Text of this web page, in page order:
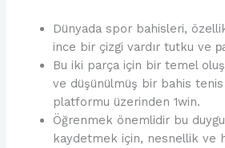
Dünyada spor bahisleri,
ince bir çizgi vardır tutku ve
Bu iki parça için bir temel
ve düşünülmüş bir bahis tenis
platformu üzerinden 1win.
Öğrenmek önemlidir bu
kaydetmek için, nesnellik ve